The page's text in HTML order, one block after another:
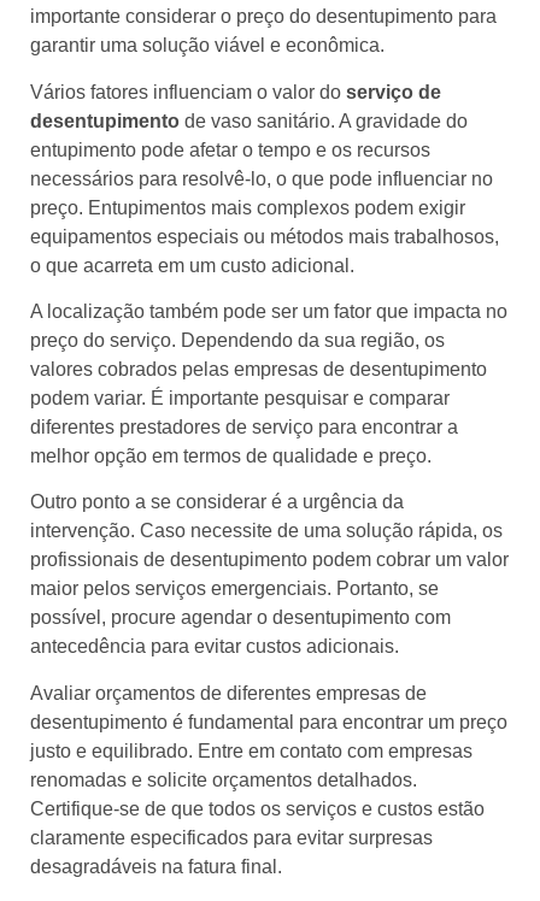
importante considerar o preço do desentupimento para
garantir uma solução viável e econômica.
Vários fatores influenciam o valor do serviço de
desentupimento de vaso sanitário. A gravidade do
entupimento pode afetar o tempo e os recursos
necessários para resolvê-lo, o que pode influenciar no
preço. Entupimentos mais complexos podem exigir
equipamentos especiais ou métodos mais trabalhosos,
o que acarreta em um custo adicional.
A localização também pode ser um fator que impacta no
preço do serviço. Dependendo da sua região, os
valores cobrados pelas empresas de desentupimento
podem variar. É importante pesquisar e comparar
diferentes prestadores de serviço para encontrar a
melhor opção em termos de qualidade e preço.
Outro ponto a se considerar é a urgência da
intervenção. Caso necessite de uma solução rápida, os
profissionais de desentupimento podem cobrar um valor
maior pelos serviços emergenciais. Portanto, se
possível, procure agendar o desentupimento com
antecedência para evitar custos adicionais.
Avaliar orçamentos de diferentes empresas de
desentupimento é fundamental para encontrar um preço
justo e equilibrado. Entre em contato com empresas
renomadas e solicite orçamentos detalhados.
Certifique-se de que todos os serviços e custos estão
claramente especificados para evitar surpresas
desagradáveis na fatura final.